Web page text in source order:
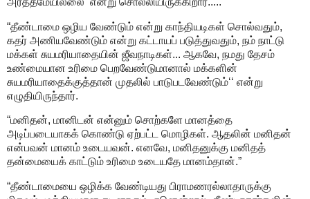
“தீண்டாமை ஒழிய வேண்டும் என்று காந்தியடிகள் சொல்வதும்,
கதர் அணியவேண்டும் என்று கட்டாயப் படுத்துவதும், நம் நாட்டு
மக்கள் சுயமரியாதையின் ஜீவநாடிகள்... ஆகவே, நமது தேசம்
உண்மையான உரிமை பெறவேண்டுமானால் மக்களின்
சுயமரியாதைக்குத்தான் முதலில் பாடுபடவேண்டும்‘‘ என்று
எழுதியிருந்தார்.
“மனிதன், மானிடன் என்னும் சொற்களே மானத்தை
அடிப்படையாகக் கொண்டு ஏற்பட்ட மொழிகள். ஆதலின் மனிதன்
என்பவன் மானம் உடையவன். எனவே, மனிதனுக்கு மனிதத்
தன்மையைக் காட்டும் உரிமை உடையதே மானம்தான்.”
“தீண்டாமையை ஒழிக்க வேண்டியது பிராமணரல்லாதாருக்கு